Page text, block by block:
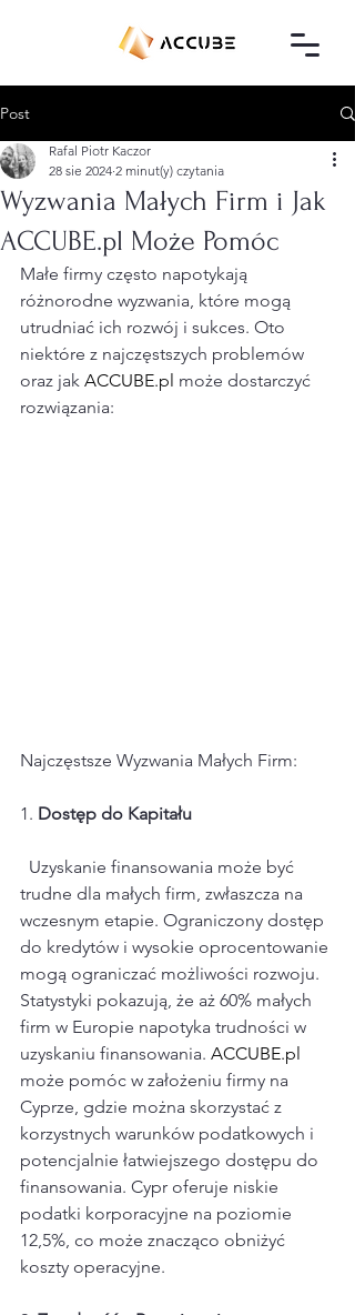
Post
Wyzwania Małych Firm i Jak
ACCUBE.pl Może Pomóc
Rafal Piotr Kaczor
28 sie 2024 2 minut(y) czytania
Małe firmy często napotykają
różnorodne wyzwania, które mogą
utrudniać ich rozwój i sukces. Oto
niektóre z najczęstszych problemów
oraz jak ACCUBE.pl może dostarczyć
rozwiązania:
Najczęstsze Wyzwania Małych Firm:
1. Dostęp do Kapitału
Uzyskanie finansowania może być
trudne dla małych firm, zwłaszcza na
wczesnym etapie. Ograniczony dostęp
do kredytów i wysokie oprocentowanie
mogą ograniczać możliwości rozwoju.
Statystyki pokazują, że aż 60% małych
firm w Europie napotyka trudności w
uzyskaniu finansowania. ACCUBE.pl
może pomóc w założeniu firmy na
Cyprze, gdzie można skorzystać z
korzystnych warunków podatkowych i
potencjalnie łatwiejszego dostępu do
finansowania. Cypr oferuje niskie
podatki korporacyjne na poziomie
12,5%, co może znacząco obniżyć
koszty operacyjne.